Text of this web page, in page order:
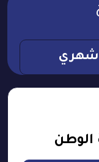
شهري
الوطن